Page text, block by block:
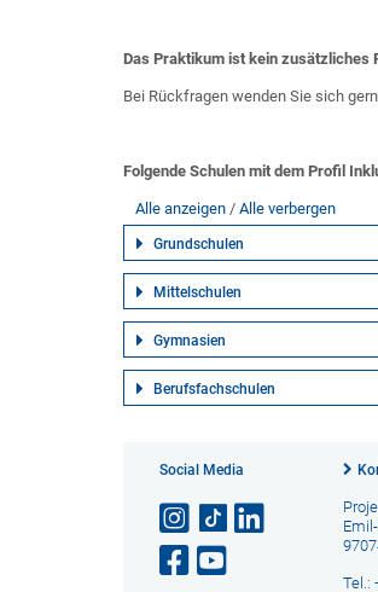
Das Praktikum ist kein zusätzliches
Bei Rückfragen wenden Sie sich
Folgende Schulen mit dem Profil
Alle anzeigen Alle verbergen
Grundschulen
Mittelschulen
Gymnasien
Berufsfachschulen
Social Media
Tel.: